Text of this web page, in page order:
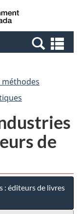
Canada
et
méthodes
de
: éditeurs de livres